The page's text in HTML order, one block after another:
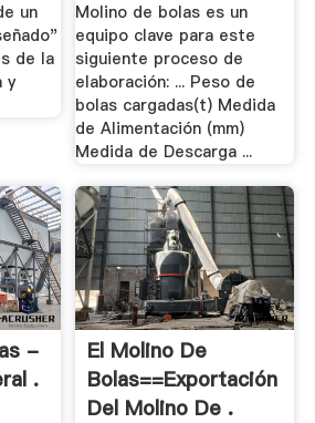
un
de la
y
Molino de bolas es un
equipo clave para este
siguiente proceso de
elaboración: ... Peso de
bolas cargadas(t) Medida
de Alimentación (mm)
Medida de Descarga ...
-
.
El Molino De
Bolas==Exportación
Del Molino De .